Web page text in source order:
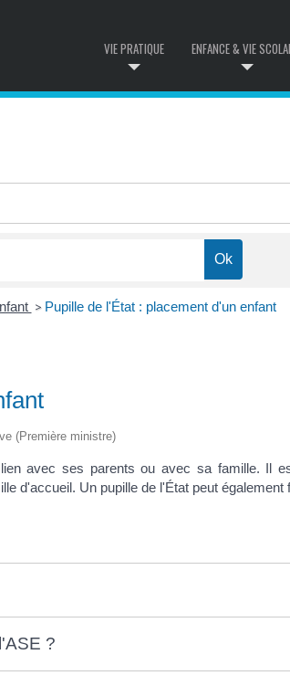
ENFANCE & VIE
VIE PRATIQUE
> Pupille de l'État : placement d'un enfant
(Première ministre)
avec ses parents ou avec sa famille. Il
d'accueil. Un pupille de l'État peut également
?